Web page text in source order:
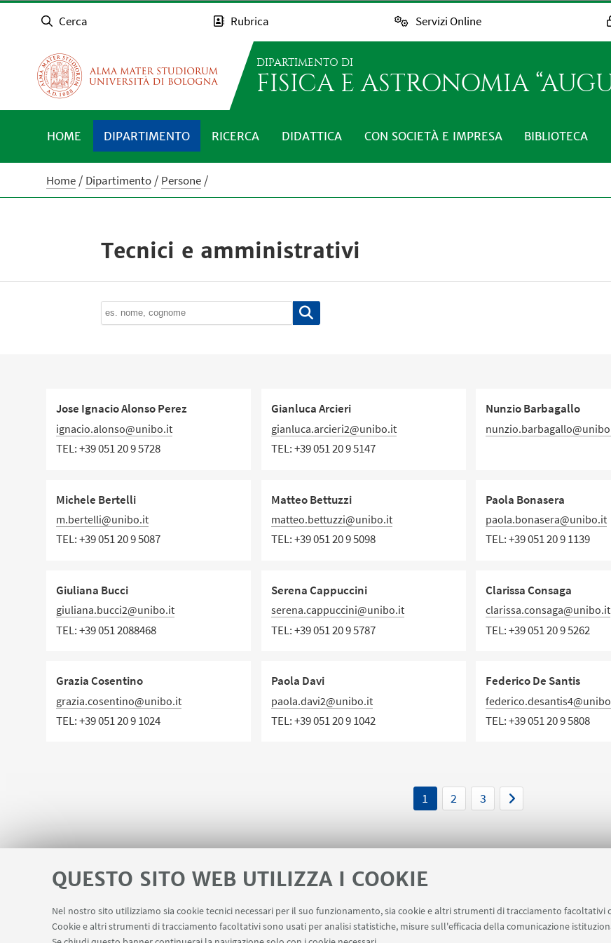
QUESTO SITO WEB UTILIZZA I COOKIE
Nel nostro sito utilizziamo sia cookie tecnici necessari per il suo funzionamento, sia cookie e altri strumenti di tracciamento
Cookie e altri strumenti di tracciamento facoltativi sono usati per analisi statistiche, misure sull'efficacia della comunicazione
Cerca Rubrica Servizi Online
DIPARTIMENTO DI
FISICA E ASTRONOMIA
HOME DIPARTIMENTO RICERCA DIDATTICA CON SOCIETÀ E IMPRESA BIBLIOTECA
Home Dipartimento Persone
Tecnici e amministrativi
Jose Ignacio Alonso Perez
ignacio.alonso@unibo.it
TEL:+39 051 20 9 5728
Gianluca Arcieri
gianluca.arcieri2@unibo.it
TEL:+39 051 20 9 5147
Nunzio Barbagallo
Michele Bertelli
m.bertelli@unibo.it
TEL:+39 051 20 9 5087
Matteo Bettuzzi
matteo.bettuzzi@unibo.it
TEL:+39 051 20 9 5098
Paola Bonasera
paola.bonasera@unibo.it
TEL:+39 051 20 9 1139
Giuliana Bucci
giuliana.bucci2@unibo.it
TEL:+39 051 2088468
Serena Cappuccini
serena.cappuccini@unibo.it
TEL:+39 051 20 9 5787
Clarissa Consaga
clarissa.consaga@unibo.it
TEL:+39 051 20 9 5262
Grazia Cosentino
grazia.cosentino@unibo.it
TEL:+39 051 20 9 1024
Paola Davi
paola.davi2@unibo.it
TEL:+39 051 20 9 1042
Federico De Santis
TEL:+39 051 20 9 5808
1 2 3
LINK UTILI Apps Area Riservata Schermi Infopoint Prenotazione Sale Carta dei Servizi